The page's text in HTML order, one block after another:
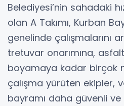
Belediyesi’nin sahadaki
olan A Takımı, Kurban
genelinde çalışmalarını
tretuvar onarımına,
boyamaya kadar birçok
çalışma yürüten ekipler,
bayramı daha güvenli